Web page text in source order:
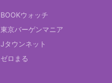
BOOKウォッチ
東京バーゲンマニア
Jタウンネット
ゼロまる